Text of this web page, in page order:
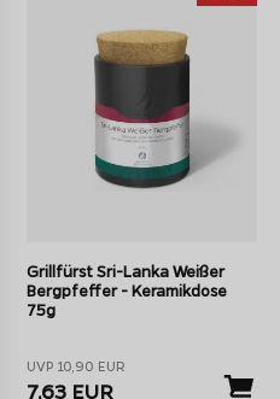
Grillfürst Sri-Lanka Weißer
Bergpfeffer - Keramikdose
75g
UVP 10,90 EUR
7,63 EUR